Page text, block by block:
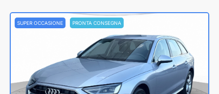
SUPER OCCASIONE PRONTA CONSEGNA